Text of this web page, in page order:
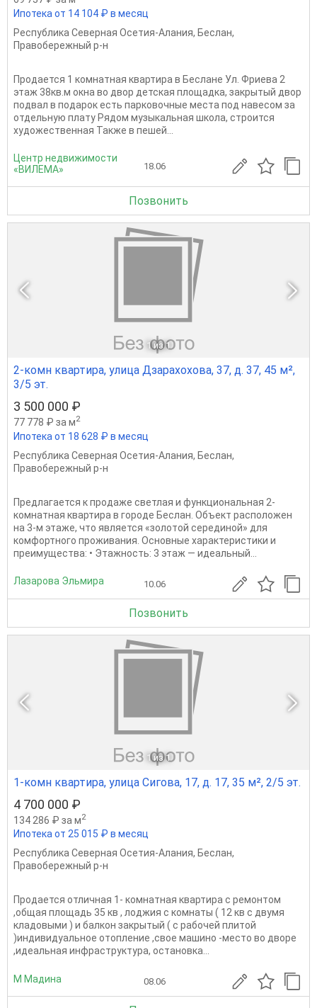
Ипотека от 14 104 ₽ в месяц
Республика Северная Осетия-Алания, Беслан,
Правобережный р-н
Продается 1 комнатная квартира в Беслане Ул. Фриева 2
этаж 38кв.м окна во двор детская площадка, закрытый двор
подвал в подарок есть парковочные места под навесом за
отдельную плату Рядом музыкальная школа, строится
художественная Также в пешей...
Центр недвижимости
«ВИЛЕМА»
18.06
Позвонить
1 из 1
2-комн квартира, улица Дзарахохова, 37, д. 37, 45 м²,
3/5 эт.
3 500 000 ₽
77 778 ₽ за м2
Ипотека от 18 628 ₽ в месяц
Республика Северная Осетия-Алания, Беслан,
Правобережный р-н
Предлагается к продаже светлая и функциональная 2-
комнатная квартира в городе Беслан. Объект расположен
на 3-м этаже, что является «золотой серединой» для
комфортного проживания. Основные характеристики и
преимущества: • Этажность: 3 этаж — идеальный...
Лазарова Эльмира 10.06
Позвонить
1 из 1
1-комн квартира, улица Сигова, 17, д. 17, 35 м², 2/5 эт.
4 700 000 ₽
134 286 ₽ за м2
Ипотека от 25 015 ₽ в месяц
Республика Северная Осетия-Алания, Беслан,
Правобережный р-н
Продается отличная 1- комнатная квартира с ремонтом
,общая площадь 35 кв , лоджия с комнаты ( 12 кв с двумя
кладовыми ) и балкон закрытый ( с рабочей плитой
)индивидуальное отопление ,свое машино -место во дворе
,идеальная инфраструктура, остановка...
М Мадина 08.06